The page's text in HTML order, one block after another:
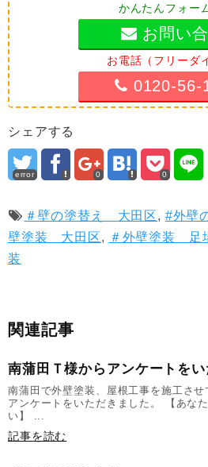
かんたんフォー
お問い
お電話（フリーダ
0120-56-
シェアする
error 0 0
＃壁の塗替え 大田区, #外壁
壁塗装 大田区, ＃外壁塗装 足
装
関連記事
南蒲田Ｔ様からアンケートを
南蒲田で外壁塗装、屋根工事を施工さ
アンケートをいただきました。 【あな
い】 ...
記事を読む